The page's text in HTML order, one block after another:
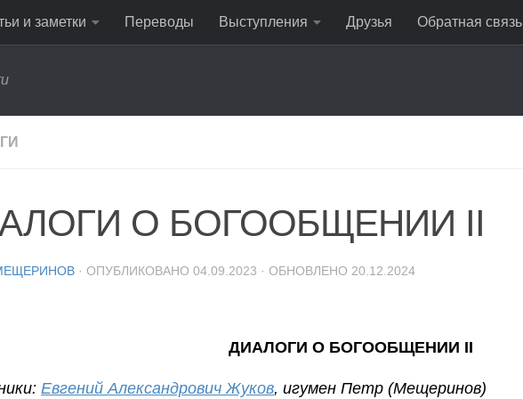
и заметки Переводы Выступления Друзья Обратная связь
О БОГООБЩЕНИИ II
· ОПУБЛИКОВАНО 04.09.2023 · ОБНОВЛЕНО 20.12.2024
ДИАЛОГИ О БОГООБЩЕНИИ II
Евгений Александрович Жуков, игумен Петр (Мещеринов)